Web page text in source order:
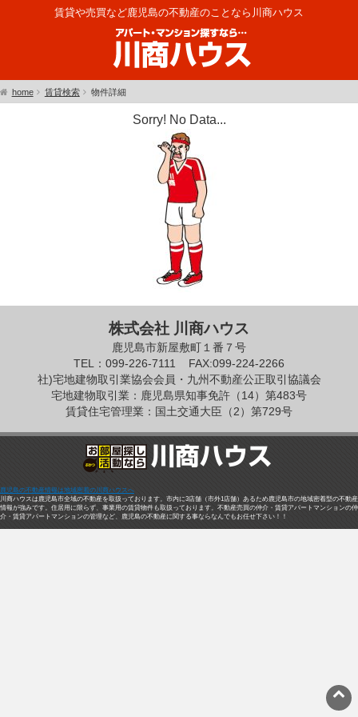
賃貸や売買など鹿児島の不動産のことなら川商ハウス
home 賃貸検索 物件詳細
Sorry! No Data...
株式会社 川商ハウス
鹿児島市新屋敷町１番７号
TEL：099-226-7111
FAX:099-224-2266
社)宅地建物取引業協会会員・九州不動産公正取引協議会
宅地建物取引業：鹿児島県知事免許（14）第483号
賃貸住宅管理業：国土交通大臣（2）第729号
鹿児島の不動産情報は地域密着の川商ハウスへ
川商ハウスは鹿児島市全域の不動産を取扱っております。市内に3店舗（市外1店舗）あるため鹿児島市の地域密着型の不動産
情報が強みです。住居用に限らず、事業用の賃貸物件も取扱っております。不動産売買の仲介・賃貸アパートマンションの仲
介・賃貸アパートマンションの管理など、鹿児島の不動産に関する事ならなんでもお任せ下さい！！